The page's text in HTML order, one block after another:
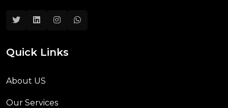
Quick Links
About US
Our Services